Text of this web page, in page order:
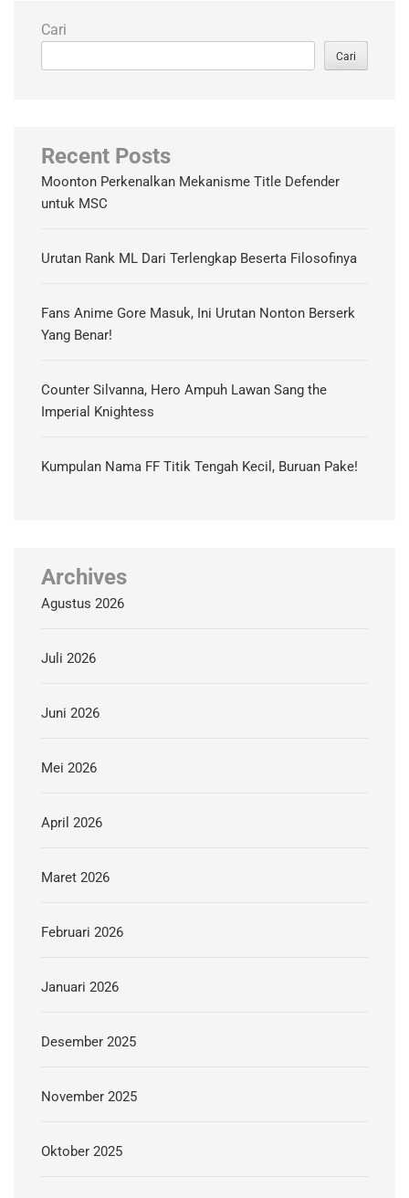
Cari
Cari
Recent Posts
Moonton Perkenalkan Mekanisme Title Defender
untuk MSC
Urutan Rank ML Dari Terlengkap Beserta Filosofinya
Fans Anime Gore Masuk, Ini Urutan Nonton Berserk
Yang Benar!
Counter Silvanna, Hero Ampuh Lawan Sang the
Imperial Knightess
Kumpulan Nama FF Titik Tengah Kecil, Buruan Pake!
Archives
Agustus 2026
Juli 2026
Juni 2026
Mei 2026
April 2026
Maret 2026
Februari 2026
Januari 2026
Desember 2025
November 2025
Oktober 2025